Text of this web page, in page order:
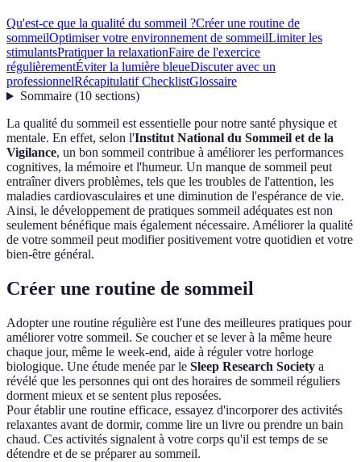
Qu'est-ce que la qualité du sommeil ?Créer une routine de
sommeilOptimiser votre environnement de sommeilLimiter les
stimulantsPratiquer la relaxationFaire de l'exercice
régulièrementÉviter la lumière bleueDiscuter avec un
professionnelRécapitulatif ChecklistGlossaire
Sommaire(10 sections)
La qualité du sommeil est essentielle pour notre santé physique et
mentale. En effet, selon l'Institut National du Sommeil et de la
Vigilance, un bon sommeil contribue à améliorer les performances
cognitives, la mémoire et l'humeur. Un manque de sommeil peut
entraîner divers problèmes, tels que les troubles de l'attention, les
maladies cardiovasculaires et une diminution de l'espérance de vie.
Ainsi, le développement de pratiques sommeil adéquates est non
seulement bénéfique mais également nécessaire. Améliorer la qualité
de votre sommeil peut modifier positivement votre quotidien et votre
bien-être général.
Créer une routine de sommeil
Adopter une routine régulière est l'une des meilleures pratiques pour
améliorer votre sommeil. Se coucher et se lever à la même heure
chaque jour, même le week-end, aide à réguler votre horloge
biologique. Une étude menée par le Sleep Research Society a
révélé que les personnes qui ont des horaires de sommeil réguliers
dorment mieux et se sentent plus reposées.
Pour établir une routine efficace, essayez d'incorporer des activités
relaxantes avant de dormir, comme lire un livre ou prendre un bain
chaud. Ces activités signalent à votre corps qu'il est temps de se
détendre et de se préparer au sommeil.